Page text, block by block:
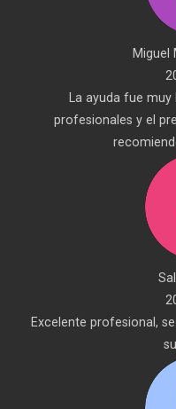
Miguel
La ayuda fue
profesionales y el
Excelente profesional,